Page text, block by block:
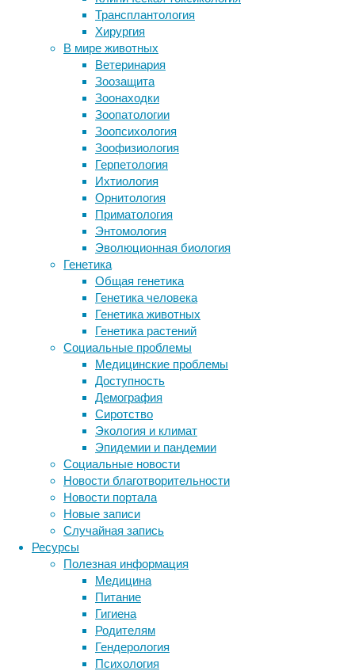
Трансплантология
Хирургия
В мире животных
Ветеринария
Зоозащита
Зоонаходки
Зоопатологии
Зоопсихология
Зоофизиология
Герпетология
Ихтиология
Орнитология
Приматология
Энтомология
Эволюционная биология
Генетика
Общая генетика
Генетика человека
Генетика животных
Генетика растений
Социальные проблемы
Медицинские проблемы
Доступность
Демография
Сиротство
Экология и климат
Эпидемии и пандемии
Социальные новости
Новости благотворительности
Новости портала
Новые записи
Случайная запись
Ресурсы
Полезная информация
Медицина
Питание
Гигиена
Родителям
Гендерология
Психология
когнитивистика,
нейробиология,
нейроновости
эмоции
исследовании,
опубликованном
Neuron,
представили
объяснение
того,
почему
людей
на
ранних
стадиях
болезни
Альцгеймера
возникают
тревога,
депрессия,
апатия
раздражительность.
Исследователи
выявили
механизм,
связывающий
накопление
патологических
белков
кофеином смертельно опасна
Медики выявили шесть типов
депрессии
Свиная ГМ-почка проработала в
человеческом организме два месяца
Как рассчитать свою зарплату. Как в
этом помогут курсы 1с зарплата и
кадры
Следите за новостями